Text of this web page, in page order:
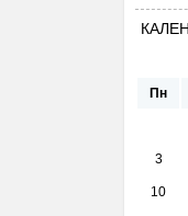
Пн
3
10